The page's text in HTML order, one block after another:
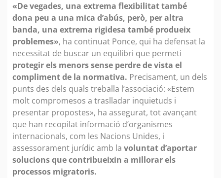
«De vegades, una extrema flexibilitat també
dona peu a una mica d’abús, però, per altra
banda, una extrema rigidesa també produeix
problemes», ha continuat Ponce, qui ha defensat la
necessitat de buscar un equilibri que permeti
protegir els menors sense perdre de vista el
compliment de la normativa. Precisament, un dels
punts des dels quals treballa l’associació: «Estem
molt compromesos a traslladar inquietuds i
presentar propostes», ha assegurat, tot avançant
que han recopilat informació d’organismes
internacionals, com les Nacions Unides, i
assessorament jurídic amb la voluntat d’aportar
solucions que contribueixin a millorar els
processos migratoris.